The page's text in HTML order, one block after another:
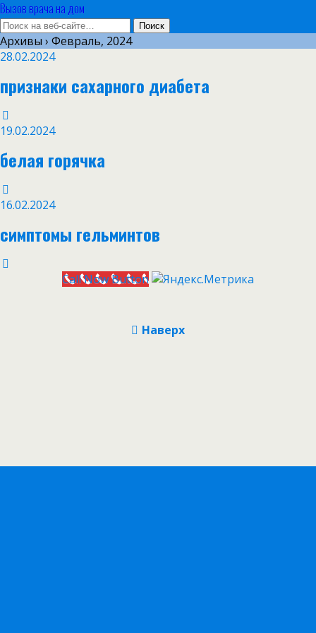
Вызов врача на дом
Архивы › Февраль, 2024
28.02.2024
признаки сахарного диабета
19.02.2024
белая горячка
16.02.2024
симптомы гельминтов
Call Now Button
Наверх